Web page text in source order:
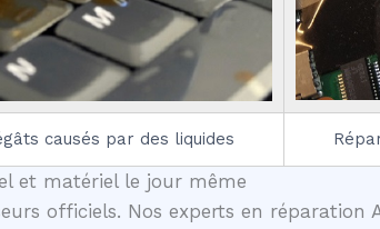
causés par des liquides
et matériel le jour même
officiels. Nos experts en